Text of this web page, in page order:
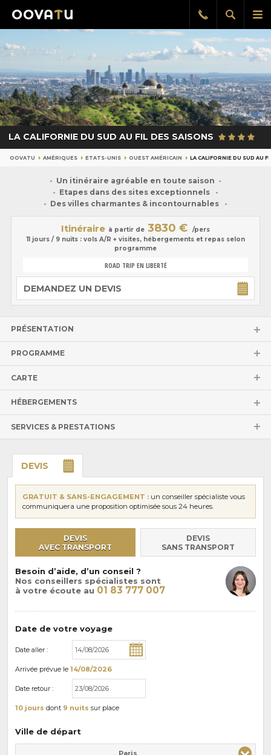
le
Afficher
la
Rappel
gratuit
LA CALIFORNIE DU SUD AU FIL DES SAISONS
OOVATU AMÉRIQUES ETATS-UNIS OUEST AMÉRICAIN LA CALIFORNIE DU SUD AU
Un itinéraire agréable en toute saison
Etapes dans des sites exceptionnels
Des villes charmantes & incontournables
Itinéraire à partir de 3830 €
/pers
11 jours / 9 nuits : vols A/R + visites, hébergements et repas selon
programme
ROAD TRIP EN LIBERTÉ
DEMANDEZ UN DEVIS
PRÉSENTATION
PROGRAMME
CARTE
HÉBERGEMENTS
SERVICES & PRESTATIONS
DEVIS
GRATUIT & SANS-ENGAGEMENT : un conseiller spécialiste vous
communiquera une proposition optimisée sous 24 heures.
DEVIS
AVEC TRANSPORT
DEVIS
SANS TRANSPORT
Besoin d’aide, d’un conseil ?
Nos conseillers spécialistes sont
à votre écoute au 01 83 777 007
Date de votre voyage
Date aller :
Arrivée prévue le 14/08/2026
Date retour :
10 jours dont 9 nuits sur place
Ville de départ
Paris